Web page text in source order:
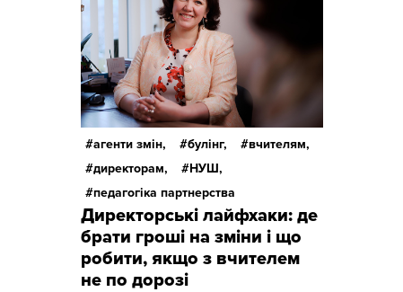
агенти змін, булінг,
вчителям,
директорам,
НУШ,
педагогіка партнерства
Директорські лайфхаки: де
брати гроші на зміни і що
робити, якщо з вчителем
не по дорозі